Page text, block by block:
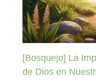
[Bosquejo] La
de Dios en